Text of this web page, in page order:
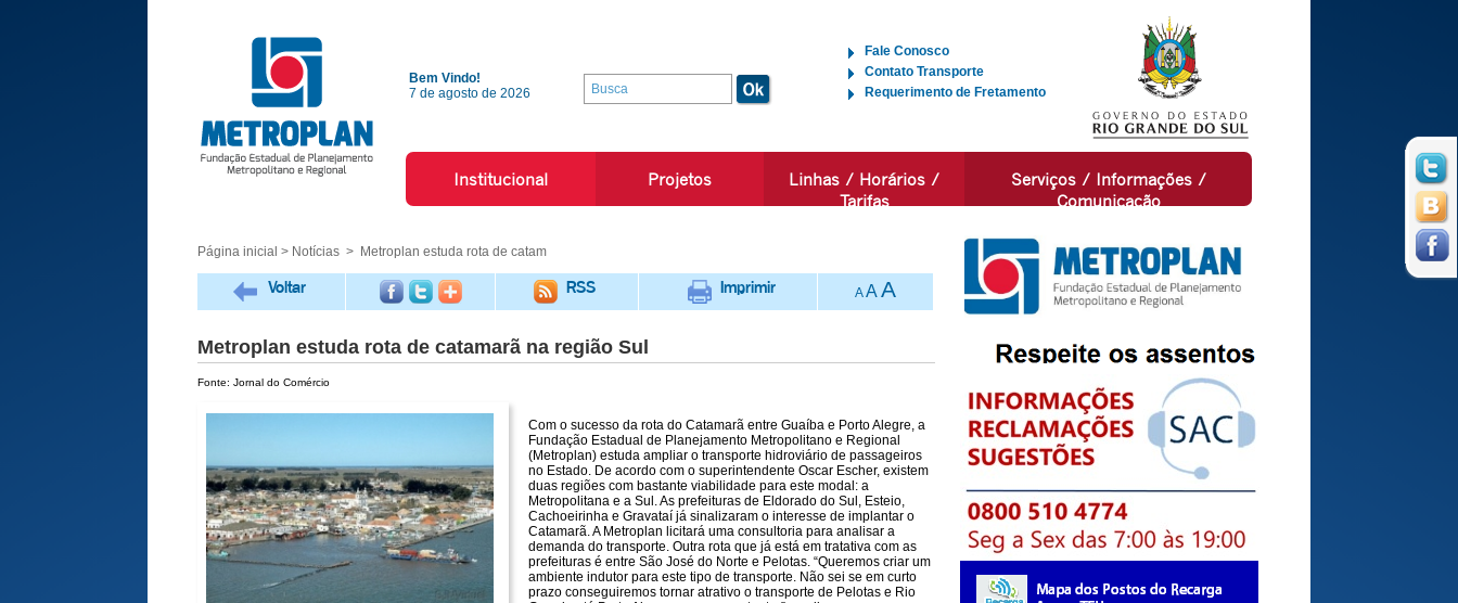
Bem Vindo!
7 de agosto de 2026
Fale Conosco
Contato Transporte
Requerimento de Fretamento
Institucional Projetos
Linhas / Horários /
Tarifas
Serviços / Informações /
Comunicação
Página inicial > Notícias > Metroplan estuda rota de catam
Voltar RSS Imprimir A A A
Metroplan estuda rota de catamarã na região Sul
Fonte: Jornal do Comércio
Com o sucesso da rota do Catamarã entre Guaíba e Porto Alegre, a
Fundação Estadual de Planejamento Metropolitano e Regional
(Metroplan) estuda ampliar o transporte hidroviário de passageiros
no Estado. De acordo com o superintendente Oscar Escher, existem
duas regiões com bastante viabilidade para este modal: a
Metropolitana e a Sul. As prefeituras de Eldorado do Sul, Esteio,
Cachoeirinha e Gravataí já sinalizaram o interesse de implantar o
Catamarã. A Metroplan licitará uma consultoria para analisar a
demanda do transporte. Outra rota que já está em tratativa com as
prefeituras é entre São José do Norte e Pelotas. “Queremos criar um
ambiente indutor para este tipo de transporte. Não sei se em curto
prazo conseguiremos tornar atrativo o transporte de Pelotas e Rio